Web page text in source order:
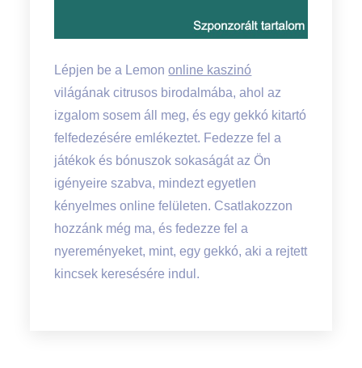
Lépjen be a Lemononline kaszinó
világának citrusos birodalmába, ahol az
izgalom sosem áll meg, és egy gekkó kitartó
felfedezésére emlékeztet. Fedezze fel a
játékok és bónuszok sokaságát az Ön
igényeire szabva, mindezt egyetlen
kényelmes online felületen. Csatlakozzon
hozzánk még ma, és fedezze fel a
nyereményeket, mint, egy gekkó, aki a rejtett
kincsek keresésére indul.